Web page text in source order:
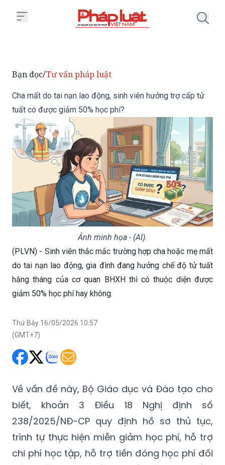
Bạn đọc/Tư vấn pháp luật
Cha mất do tai nạn lao động, sinh viên hưởng trợ cấp tử
tuất có được giảm 50% học phí?
Ảnh minh họa - (AI).
(PLVN) - Sinh viên thắc mắc trường hợp cha hoặc mẹ mất
do tai nạn lao động, gia đình đang hưởng chế độ tử tuất
giảm 50% học phí hay không.
Thứ Bảy 16/05/2026 10:57
Về vấn đề này, Bộ Giáo dục và Đào tạo cho
biết, khoản 3 Điều 18 Nghị định số
238/2025/NĐ-CP quy định hồ sơ thủ tục,